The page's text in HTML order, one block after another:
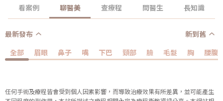
看案例 聊醫美 查療程 問醫生 長知識
最新發布
新到舊
全部
眉眼 鼻子 嘴 下巴 頸部 臉 毛髮 胸 腰腹
任何手術及療程皆會受到個人因素影響，而導致治療效果有所差異，並可能產生